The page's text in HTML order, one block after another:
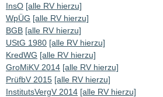
InsO [alle RV hierzu]
WpÜG [alle RV hierzu]
BGB [alle RV hierzu]
UStG 1980 [alle RV hierzu]
KredWG [alle RV hierzu]
GroMiKV 2014 [alle RV hierzu]
PrüfbV 2015 [alle RV hierzu]
InstitutsVergV 2014 [alle RV hierzu]